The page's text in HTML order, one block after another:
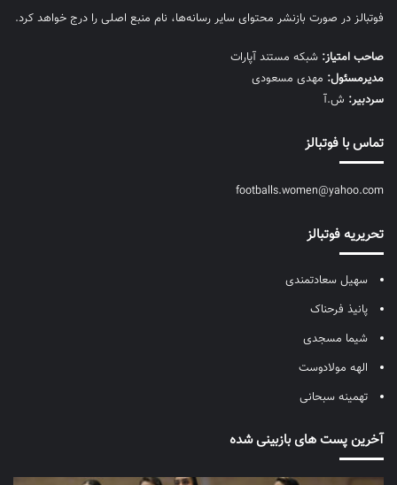
فوتبالز در صورت بازنشر محتوای سایر رسانه‌ها، نام منبع اصلی را درج خواهد کرد.
صاحب امتیاز: شبکه مستند آپارات
مديرمسئول: مهدی مسعودی
سردبیر: ش.آ
تماس با فوتبالز
footballs.women@yahoo.com
تحریریه فوتبالز
سهیل سعادتمندی
پانیذ فرحناک
شیما مسجدی
الهه مولادوست
تهمینه سبحانی
آخرین پست های بازبینی شده